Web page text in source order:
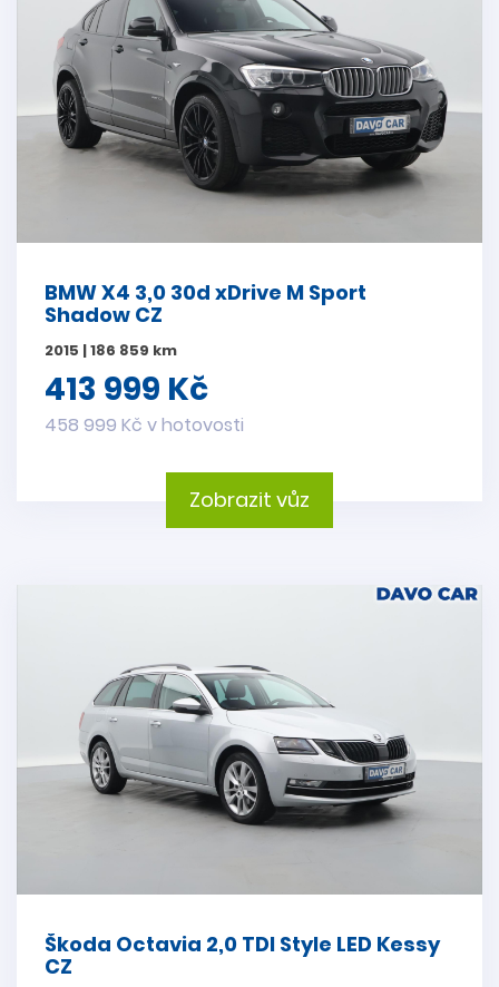
BMW X4 3,0 30d xDrive M Sport
Shadow CZ
2015 | 186 859 km
413 999 Kč
458 999 Kč v hotovosti
Zobrazit vůz
Škoda Octavia 2,0 TDI Style LED Kessy
CZ